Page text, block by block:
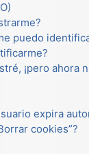
puedo
¡pero ahora
expira
cookies”?